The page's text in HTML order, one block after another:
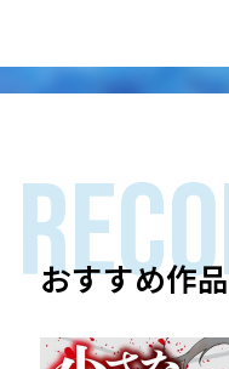
おすすめ作品